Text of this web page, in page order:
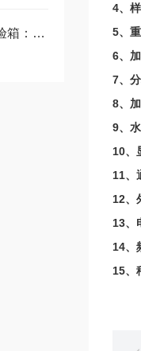
新一代食品微生物采样检验箱：便携高效，助力多场景食品安全检测
4、
5、
6、
7、
8、
9、
10、
11、
12、
13、
14、
15、